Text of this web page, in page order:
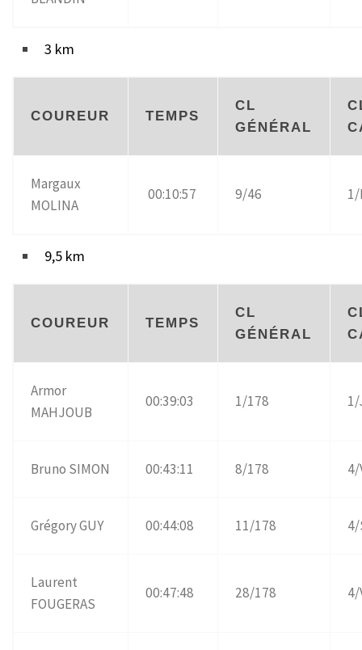
3 km
COUREUR TEMPS
CL
GÉNÉRAL
Margaux
MOLINA
00:10:57 9/46
9,5 km
COUREUR TEMPS
CL
GÉNÉRAL
Armor
MAHJOUB
00:39:03 1/178
Bruno SIMON 00:43:11 8/178 4/
Grégory GUY 00:44:08 11/178 4/
Laurent
FOUGERAS
00:47:48 28/178 4/